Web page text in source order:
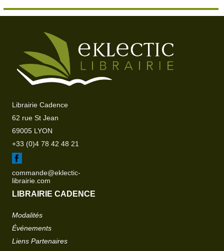
Librairie Cadence
62 rue St Jean
69005 LYON
+33 (0)4 78 42 48 21
commande@eklectic-
librairie.com
LIBRAIRIE CADENCE
Modalités
Événements
Liens Partenaires